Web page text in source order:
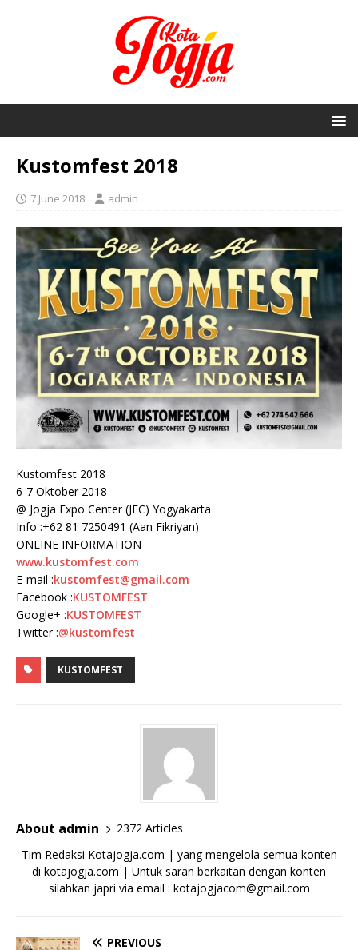
Kustomfest 2018
7 June 2018 admin
Kustomfest 2018
6-7 Oktober 2018
@ Jogja Expo Center (JEC) Yogyakarta
Info :+62 81 7250491 (Aan Fikriyan)
ONLINE INFORMATION
www.kustomfest.com
E-mail :kustomfest@gmail.com
Facebook :KUSTOMFEST
Google+ :KUSTOMFEST
Twitter :@kustomfest
KUSTOMFEST
About admin
2372 Articles
Tim Redaksi Kotajogja.com | yang mengelola semua konten
di kotajogja.com | Untuk saran berkaitan dengan konten
silahkan japri via email : kotajogjacom@gmail.com
PREVIOUS